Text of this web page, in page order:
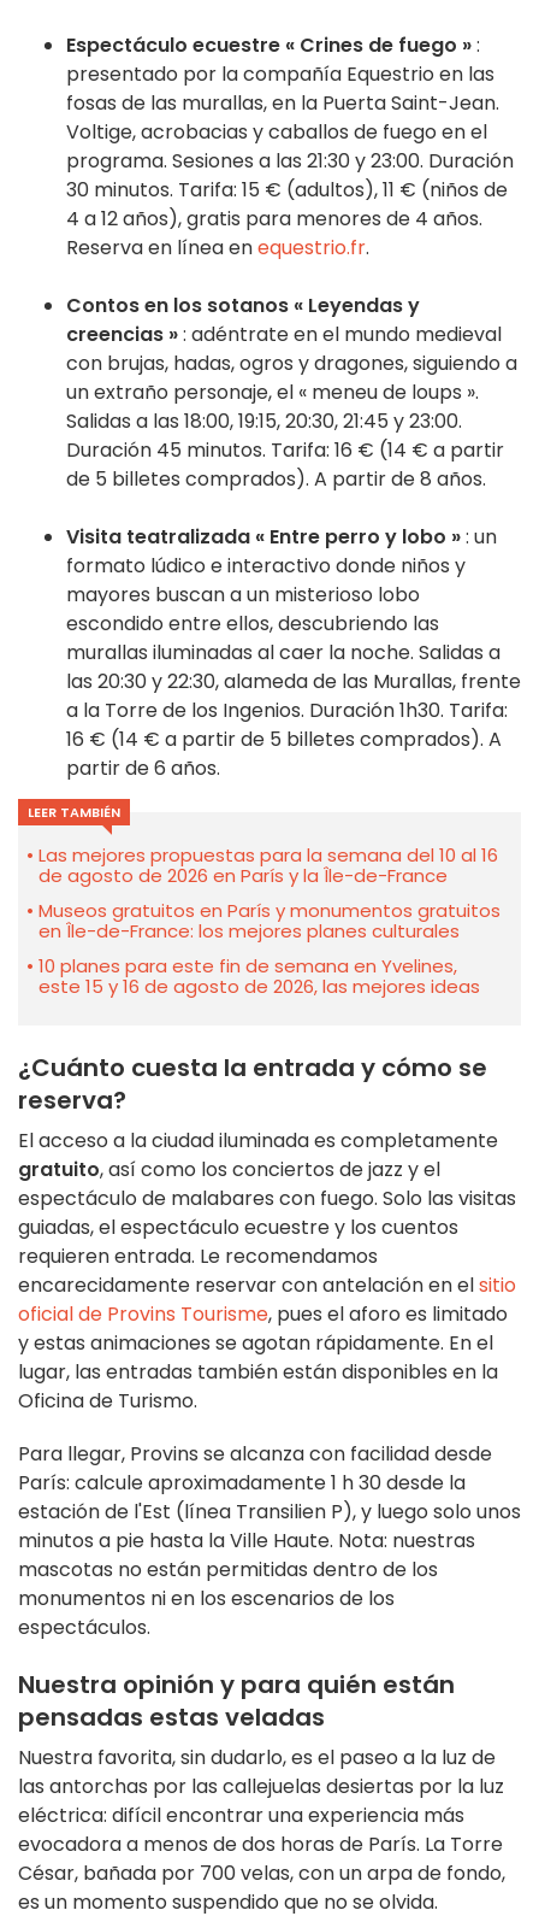
Espectáculo ecuestre « Crines de fuego »:
presentado por la compañía Equestrio en las
fosas de las murallas, en la Puerta Saint-Jean.
Voltige, acrobacias y caballos de fuego en el
programa. Sesiones a las 21:30 y 23:00. Duración
30 minutos. Tarifa: 15 € (adultos), 11 € (niños de
4 a 12 años), gratis para menores de 4 años.
Reserva en línea enequestrio.fr.
Contos en los sotanos « Leyendas y
creencias »: adéntrate en el mundo medieval
con brujas, hadas, ogros y dragones, siguiendo a
un extraño personaje, el « meneu de loups ».
Salidas a las 18:00, 19:15, 20:30, 21:45 y 23:00.
Duración 45 minutos. Tarifa: 16 € (14 € a partir
de 5 billetes comprados). A partir de 8 años.
Visita teatralizada « Entre perro y lobo »: un
formato lúdico e interactivo donde niños y
mayores buscan a un misterioso lobo
escondido entre ellos, descubriendo las
murallas iluminadas al caer la noche. Salidas a
las 20:30 y 22:30, alameda de las Murallas, frente
a la Torre de los Ingenios. Duración 1h30. Tarifa:
16 € (14 € a partir de 5 billetes comprados). A
partir de 6 años.
LEER TAMBIÉN
Las mejores propuestas para la semana del 10 al 16
de agosto de 2026 en París y la Île-de-France
Museos gratuitos en París y monumentos gratuitos
en Île-de-France: los mejores planes culturales
10 planes para este fin de semana en Yvelines,
este 15 y 16 de agosto de 2026, las mejores ideas
¿Cuánto cuesta la entrada y cómo se
reserva?
El acceso a la ciudad iluminada es completamente
gratuito, así como los conciertos de jazz y el
espectáculo de malabares con fuego. Solo las visitas
guiadas, el espectáculo ecuestre y los cuentos
requieren entrada. Le recomendamos
encarecidamente reservar con antelación en elsitio
oficial de Provins Tourisme, pues el aforo es limitado
y estas animaciones se agotan rápidamente. En el
lugar, las entradas también están disponibles en la
Oficina de Turismo.
Para llegar, Provins se alcanza con facilidad desde
París: calcule aproximadamente 1 h 30 desde la
estación de l'Est (línea Transilien P), y luego solo unos
minutos a pie hasta la Ville Haute. Nota: nuestras
mascotas no están permitidas dentro de los
monumentos ni en los escenarios de los
espectáculos.
Nuestra opinión y para quién están
pensadas estas veladas
Nuestra favorita, sin dudarlo, es el paseo a la luz de
las antorchas por las callejuelas desiertas por la luz
eléctrica: difícil encontrar una experiencia más
evocadora a menos de dos horas de París. La Torre
César, bañada por 700 velas, con un arpa de fondo,
es un momento suspendido que no se olvida.